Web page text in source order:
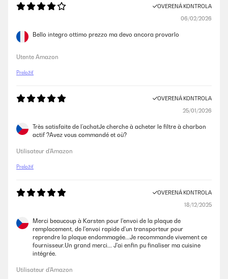
OVERENÁ KONTROLA
06/02/2026
Bello integro ottimo prezzo ma devo ancora provarlo
Utente Amazon
Preložiť
OVERENÁ KONTROLA
25/01/2026
Très satisfaite de l’achatJe cherche à acheter le filtre à charbon
actif ?Avez vous commandé et où?
Utilisateur d'Amazon
Preložiť
OVERENÁ KONTROLA
18/12/2025
Merci beaucoup à Karsten pour l'envoi de la plaque de
remplacement, de l'envoi rapide d'un transporteur pour
reprendre la plaque endommagée...Je recommande vivement ce
fournisseur.Un grand merci... J'ai enfin pu finaliser ma cuisine
intégrée.
Utilisateur d'Amazon